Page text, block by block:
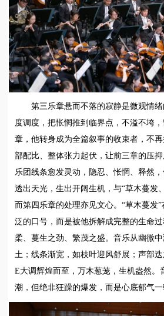
第三乐章悬而不落的寂静是微观情
度调度，把怅惘推到临界点，不溢不垮
章，他转身成为全篇叙事的收束者，不
部配比、整体张力起伏，让前三章的压抑
乐团线条愈发灵动，隐忍、怅惘、释然
透出天光，生出开阔生机，与“草木蔓发
而第四乐章的处理亦见文心。“草木蔓发
泛的口号，而是被他拆解成完整的生命
柔、蔓生之劲、繁茂之盛。音乐从幽微
土；线条渐宽，如枝叶迎风舒展；声部
E大调辉煌而至，万木葱茏，生机盎然。
潮，但绝非狂躁的爆发，而是心底郁气一